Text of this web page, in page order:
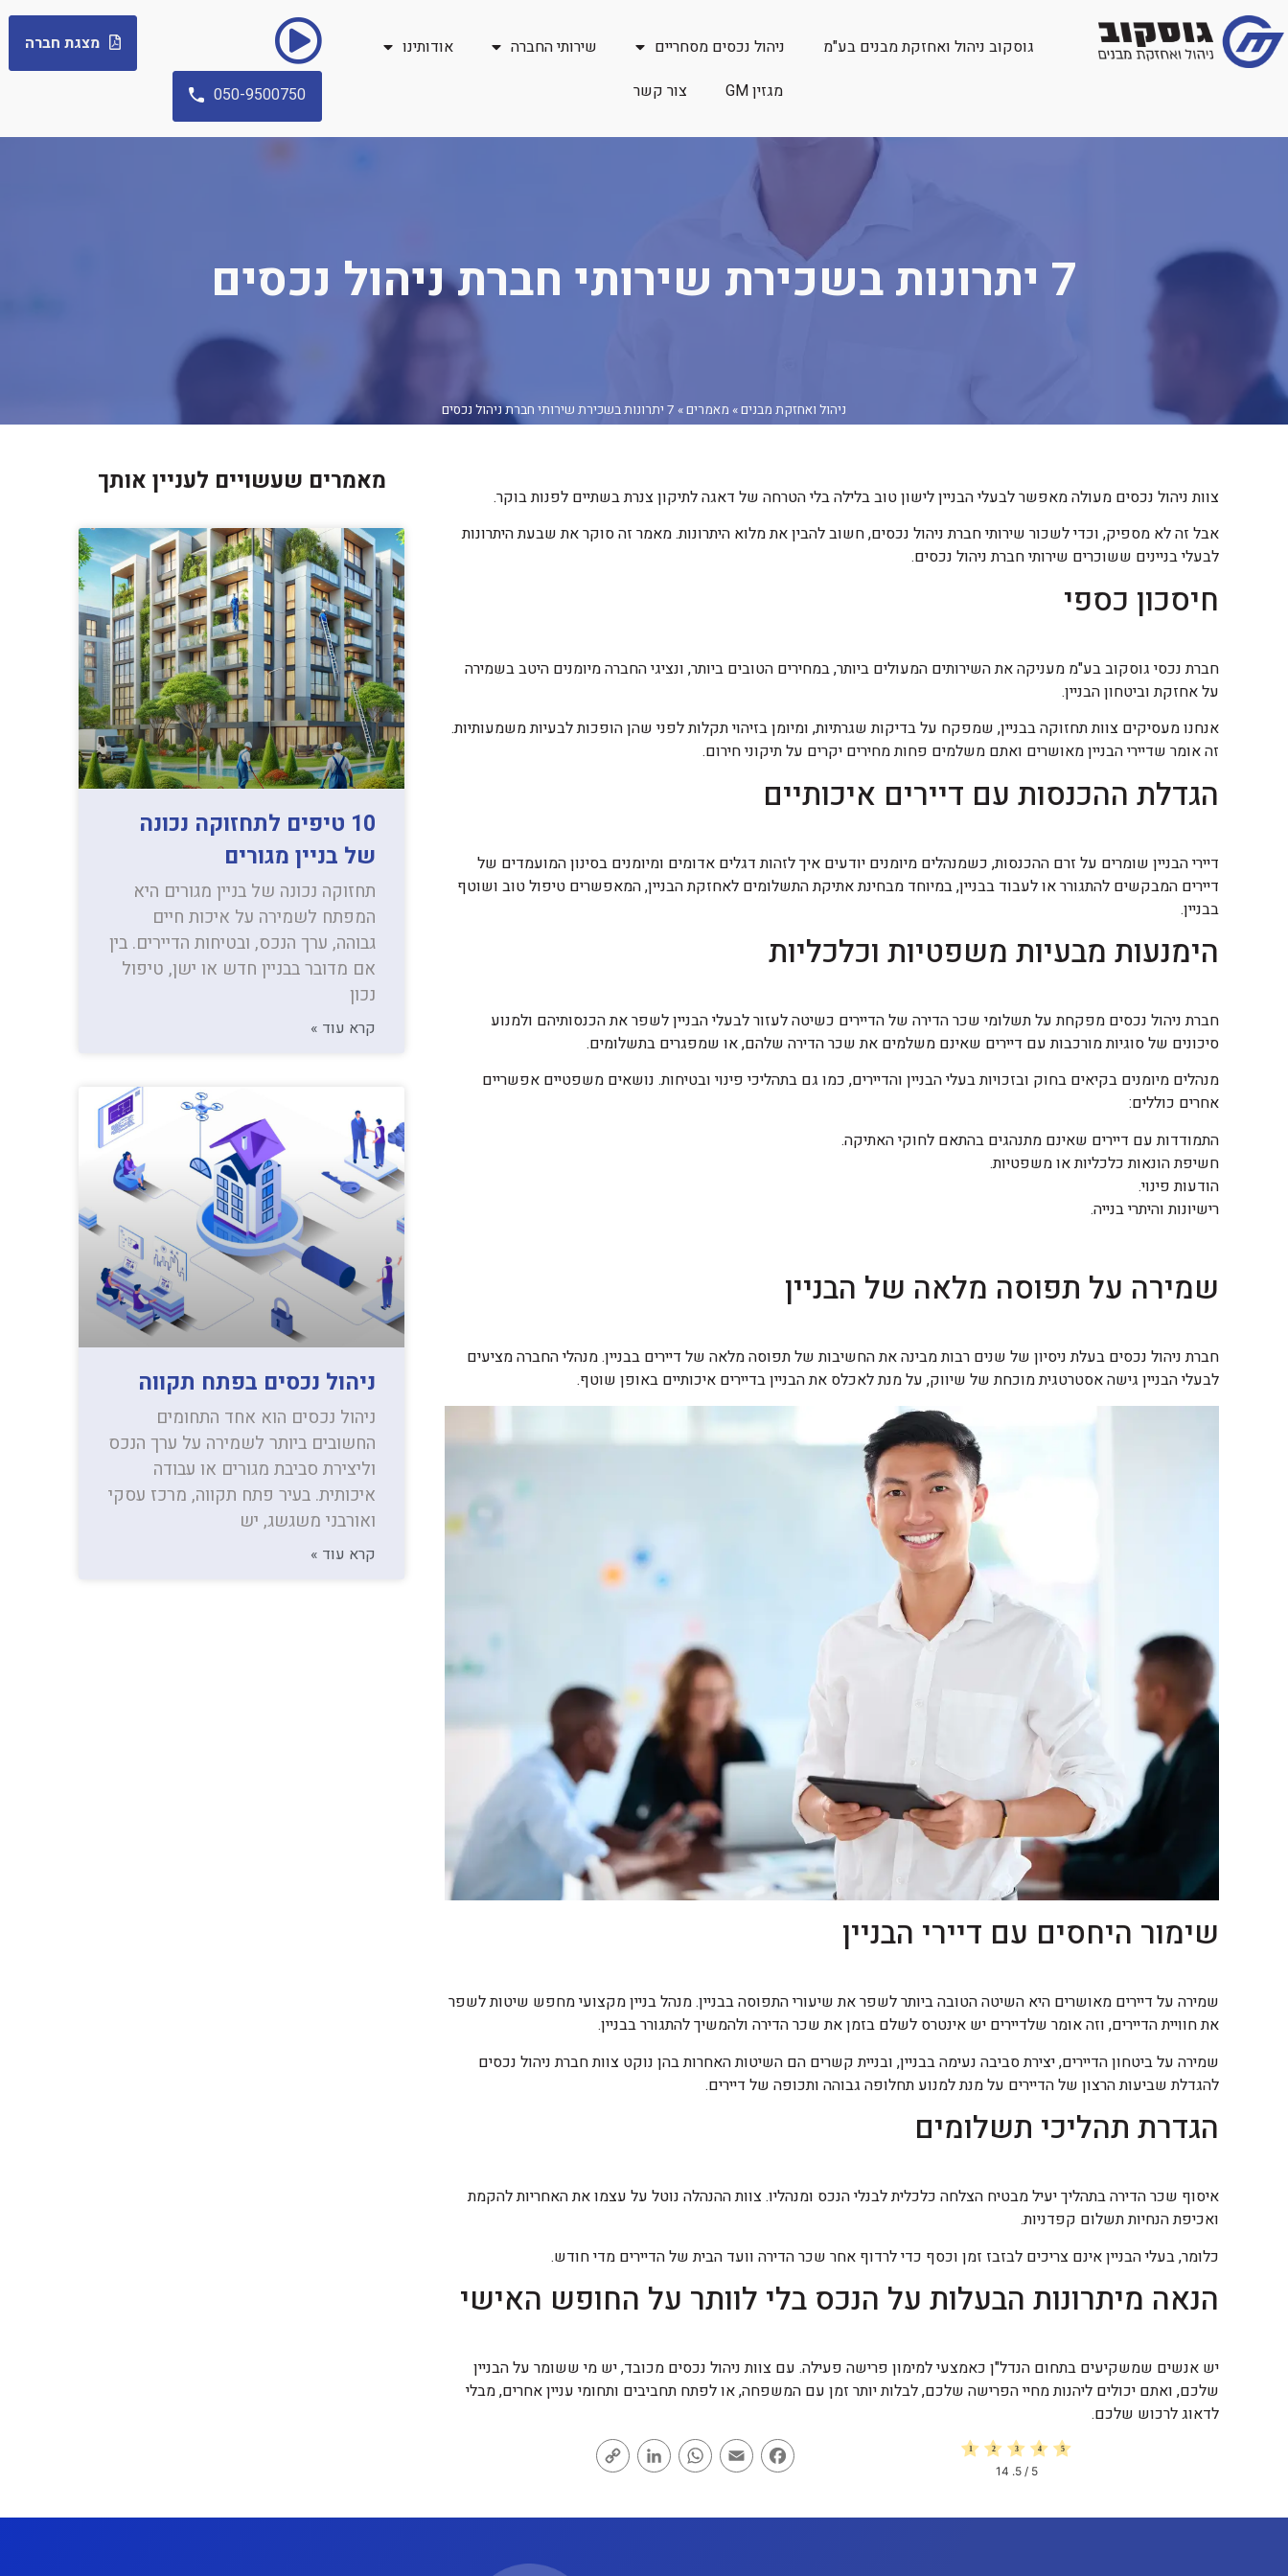
גוסקוב ניהול ואחזקת מבנים בע"מ ניהול נכסים מסחריים שירותי החברה
אודותינו
מגזין GM
צור קשר
מצגת חברה
050-9500750
7 יתרונות בשכירת שירותי חברת ניהול נכסים
ניהול ואחזקת מבנים» מאמרים» 7 יתרונות בשכירת שירותי חברת ניהול נכסים
צוות ניהול נכסים מעולה מאפשר לבעלי הבניין לישון טוב בלילה בלי הטרחה של דאגה לתיקון צנרת בשתיים לפנות בוקר.
אבל זה לא מספיק, וכדי לשכור שירותי חברת ניהול נכסים, חשוב להבין את מלוא היתרונות. מאמר זה סוקר את שבעת היתרונות
לבעלי בניינים ששוכרים שירותי חברת ניהול נכסים.
חיסכון כספי
חברת נכסי גוסקוב בע"מ מעניקה את השירותים המעולים ביותר, במחירים הטובים ביותר, ונציגי החברה מיומנים היטב בשמירה
על אחזקת וביטחון הבניין.
אנחנו מעסיקים צוות תחזוקה בבניין, שמפקח על בדיקות שגרתיות, ומיומן בזיהוי תקלות לפני שהן הופכות לבעיות משמעותיות.
זה אומר שדיירי הבניין מאושרים ואתם משלמים פחות מחירים יקרים על תיקוני חירום.
הגדלת ההכנסות עם דיירים איכותיים
דיירי הבניין שומרים על זרם ההכנסות, כשמנהלים מיומנים יודעים איך לזהות דגלים אדומים ומיומנים בסינון המועמדים של
דיירים המבקשים להתגורר או לעבוד בבניין, במיוחד מבחינת אתיקת התשלומים לאחזקת הבניין, המאפשרים טיפול טוב ושוטף
בבניין.
הימנעות מבעיות משפטיות וכלכליות
חברת ניהול נכסים מפקחת על תשלומי שכר הדירה של הדיירים כשיטה לעזור לבעלי הבניין לשפר את הכנסותיהם ולמנוע
סיכונים של סוגיות מורכבות עם דיירים שאינם משלמים את שכר הדירה שלהם, או שמפגרים בתשלומים.
מנהלים מיומנים בקיאים בחוק ובזכויות בעלי הבניין והדיירים, כמו גם בתהליכי פינוי ובטיחות. נושאים משפטיים אפשריים
אחרים כוללים:
התמודדות עם דיירים שאינם מתנהגים בהתאם לחוקי האתיקה.
חשיפת הונאות כלכליות או משפטיות.
הודעות פינוי.
רישיונות והיתרי בנייה.
שמירה על תפוסה מלאה של הבניין
חברת ניהול נכסים בעלת ניסיון של שנים רבות מבינה את החשיבות של תפוסה מלאה של דיירים בבניין. מנהלי החברה מציעים
לבעלי הבניין גישה אסטרטגית מוכחת של שיווק, על מנת לאכלס את הבניין בדיירים איכותיים באופן שוטף.
שימור היחסים עם דיירי הבניין
שמירה על דיירים מאושרים היא השיטה הטובה ביותר לשפר את שיעורי התפוסה בבניין. מנהל בניין מקצועי מחפש שיטות לשפר
את חוויית הדיירים, וזה אומר שלדיירים יש אינטרס לשלם בזמן את שכר הדירה ולהמשיך להתגורר בבניין.
שמירה על ביטחון הדיירים, יצירת סביבה נעימה בבניין, ובניית קשרים הם השיטות האחרות בהן נוקט צוות חברת ניהול נכסים
להגדלת שביעות הרצון של הדיירים על מנת למנוע תחלופה גבוהה ותכופה של דיירים.
הגדרת תהליכי תשלומים
איסוף שכר הדירה בתהליך יעיל מבטיח הצלחה כלכלית לבנלי הנכס ומנהליו. צוות ההנהלה נוטל על עצמו את האחריות להקמת
ואכיפת הנחיות תשלום קפדניות.
כלומר, בעלי הבניין אינם צריכים לבזבז זמן וכסף כדי לרדוף אחר שכר הדירה וועד הבית של הדיירים מדי חודש.
הנאה מיתרונות הבעלות על הנכס בלי לוותר על החופש האישי
יש אנשים שמשקיעים בתחום הנדל"ן כאמצעי למימון פרישה פעילה. עם צוות ניהול נכסים מכובד, יש מי ששומר על הבניין
שלכם, ואתם יכולים ליהנות מחיי הפרישה שלכם, לבלות יותר זמן עם המשפחה, או לפתח תחביבים ותחומי עניין אחרים, מבלי
לדאוג לרכוש שלכם.
5
/ 5.
14
Facebook
Email
WhatsApp
LinkedIn
מאמרים שעשויים לעניין אותך
10 טיפים לתחזוקה נכונה
של בניין מגורים
תחזוקה נכונה של בניין מגורים היא
המפתח לשמירה על איכות חיים
גבוהה, ערך הנכס, ובטיחות הדיירים. בין
אם מדובר בבניין חדש או ישן, טיפול
נכון
קרא עוד »
ניהול נכסים בפתח תקווה
ניהול נכסים הוא אחד התחומים
החשובים ביותר לשמירה על ערך הנכס
וליצירת סביבת מגורים או עבודה
איכותית. בעיר פתח תקווה, מרכז עסקי
ואורבני משגשג, יש
קרא עוד »